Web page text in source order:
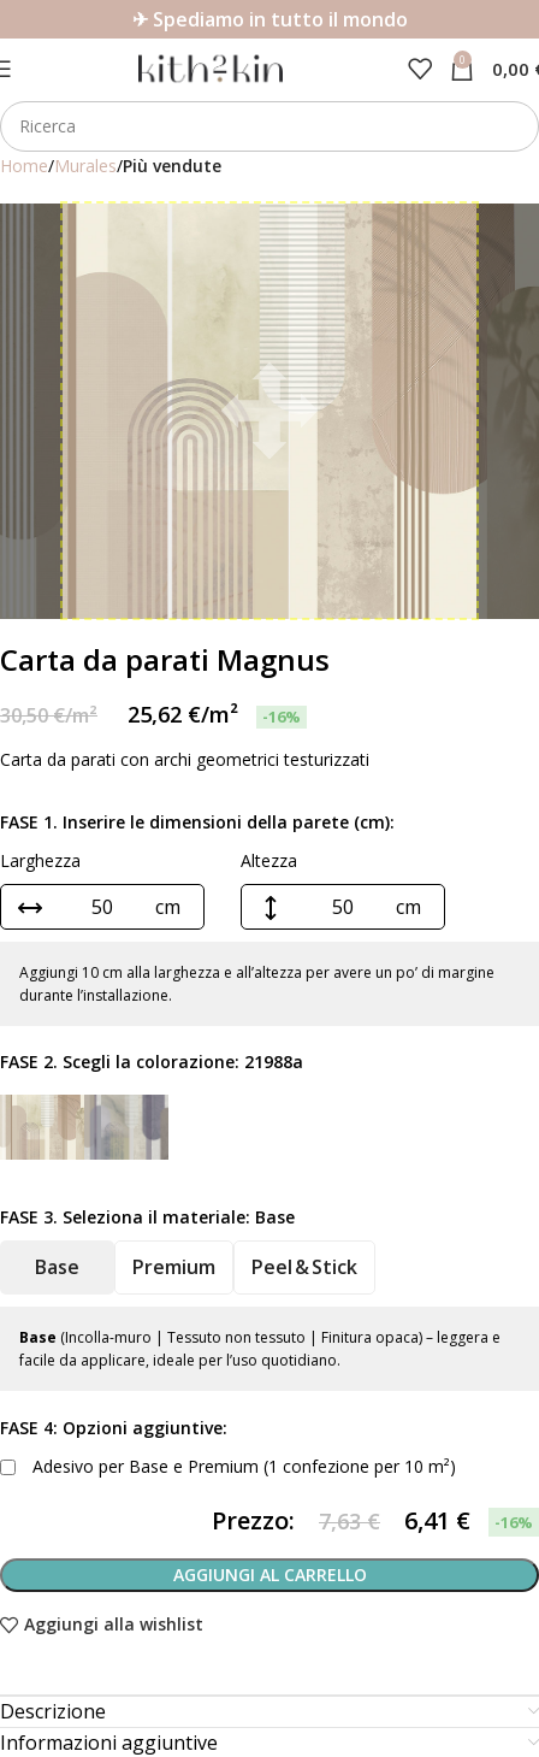
✈ Spediamo in tutto il mondo
0 0,00
Home Murales Più vendute
Carta da parati Magnus
30,50€/m² 25,62 €/m² -16%
Carta da parati con archi geometrici testurizzati
FASE 1. Inserire le dimensioni della parete (cm):
Larghezza
cm
Altezza
cm
Aggiungi 10 cm alla larghezza e all’altezza per avere un po’ di margine
durante l’installazione.
FASE 2. Scegli la colorazione: 21988a
FASE 3. Seleziona il materiale: Base
Base Premium Peel & Stick
Base (Incolla-muro | Tessuto non tessuto | Finitura opaca) – leggera e
facile da applicare, ideale per l’uso quotidiano.
FASE 4: Opzioni aggiuntive:
Adesivo per Base e Premium (1 confezione per 10 m²)
Prezzo: 7,63 € 6,41 € -16%
AGGIUNGI AL CARRELLO
Aggiungi alla wishlist
Descrizione
Informazioni aggiuntive